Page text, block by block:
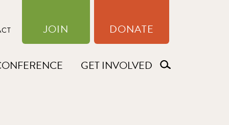
JOIN DONATE
GET INVOLVED